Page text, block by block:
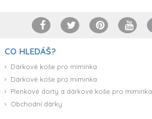
CO HLEDÁŠ?
Dárkové koše pro miminka
Dárkové koše pro miminka
Plenkové dorty a dárkové koše pro miminka
Obchodní dárky